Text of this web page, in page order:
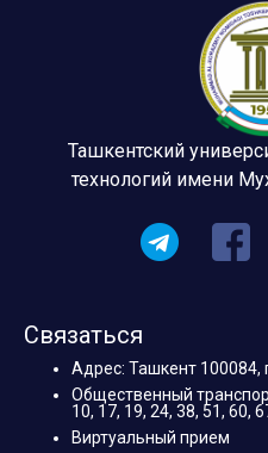
Ташкентский
технологий имени
Связаться
Адрес: Ташкент 100084,
Общественный
10, 17, 19, 24, 38, 51, 60,
Виртуальный прием